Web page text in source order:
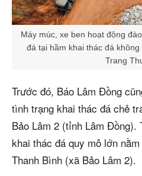
Máy múc, xe ben hoạt động
đá tại hầm khai thác đá
Trang
Trước đó, Báo Lâm Đồng
tình trạng khai thác đá chẻ
Bảo Lâm 2 (tỉnh Lâm Đồng).
khai thác đá quy mô lớn
Thanh Bình (xã Bảo Lâm 2).